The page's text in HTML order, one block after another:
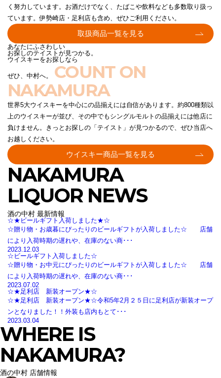
く努力しています。お酒だけでなく、たばこや飲料なども多数取り扱っ
ています。伊勢崎店・足利店も含め、ぜひご利用ください。
取扱商品一覧を見る
あなたにふさわしい
お探しのテイストが見つかる。
ウイスキーをお探しなら
ぜひ、中村へ。 COUNT ON
NAKAMURA
世界5大ウイスキーを中心にの品揃えには自信があります。約800種類以
上のウイスキーが並び、その中でもシングルモルトの品揃えには他店に
負けません。きっとお探しの「テイスト」が見つかるので、ぜひ当店へ
お越しください。
ウイスキー商品一覧を見る
NAKAMURA
LIQUOR NEWS
酒の中村 最新情報
☆★ビールギフト入荷しました★☆
☆贈り物・お歳暮にぴったりのビールギフトが入荷しました☆ 店舗
により入荷時期の遅れや、在庫のない商･･･
2023.12.03
☆ビールギフト入荷しました☆
☆贈り物・お中元にぴったりのビールギフトが入荷しました☆ 店舗
により入荷時期の遅れや、在庫のない商･･･
2023.07.02
☆★足利店 新装オープン★☆
☆★足利店 新装オープン★☆令和5年2月２５日に足利店が新装オープ
ンとなりました！！外装も店内もとて･･･
2023.03.04
WHERE IS
NAKAMURA?
酒の中村 店舗情報